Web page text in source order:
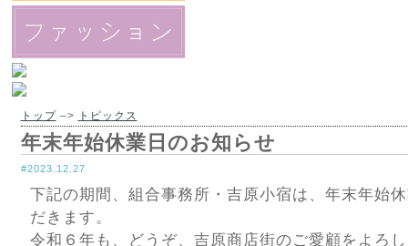
トップ–> トピックス
年末年始休業日のお知らせ
#2023.12.27
下記の期間、組合事務所・吉原小宿は、年末年始
だきます。
令和６年も、どうぞ、吉原商店街のご愛顧をよろ